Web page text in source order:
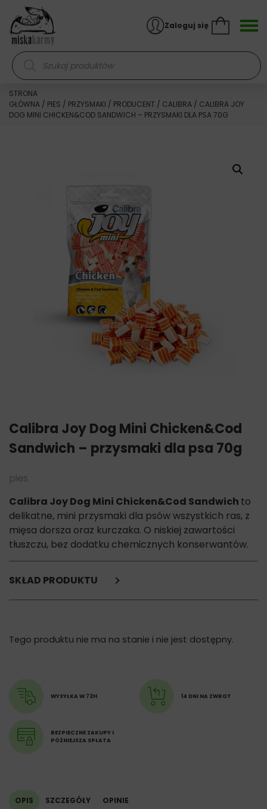
Skocz do treści
Wyszukiwarka produktów
Zaloguj się
STRONA
GŁÓWNA / PIES / PRZYSMAKI / PRODUCENT / CALIBRA / CALIBRA JOY
DOG MINI CHICKEN&COD SANDWICH – PRZYSMAKI DLA PSA 70G
Calibra Joy Dog Mini Chicken&Cod
Sandwich – przysmaki dla psa 70g
pies
Calibra Joy Dog Mini Chicken&Cod Sandwich to
delikatne, mini przysmaki dla psów wszystkich ras, z
mięsa dorsza oraz kurczaka. O niskiej zawartości
tłuszczu, bez dodatku chemicznych konserwantów.
SKŁAD PRODUKTU
włókno surowe: 3%,
popiół surowy: 4%,
Tego produktu nie ma na stanie i nie jest dostępny.
WYSYŁKA W 72H 14 DNI NA ZWROT
BEZPIECZNE ZAKUPY I
PÓŹNIEJSZA SPŁATA
OPIS SZCZEGÓŁY OPINIE